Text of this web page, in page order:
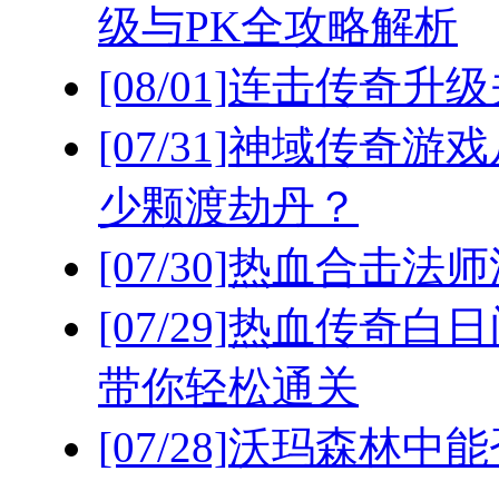
级与PK全攻略解析
[08/01]连击传奇升
[07/31]神域传奇游
少颗渡劫丹？
[07/30]热血合击法
[07/29]热血传奇白
带你轻松通关
[07/28]沃玛森林中